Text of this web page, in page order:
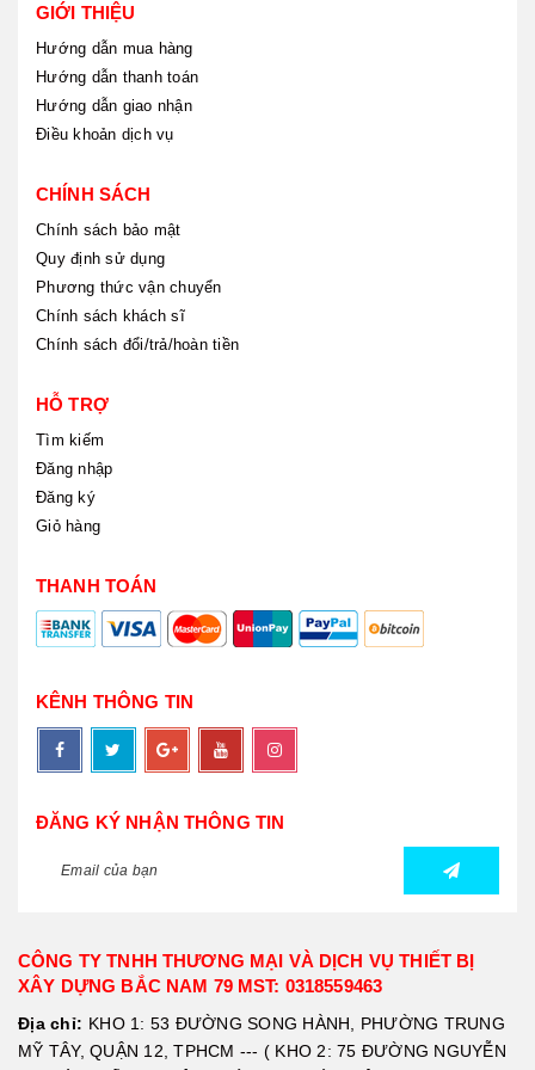
GIỚI THIỆU
Hướng dẫn mua hàng
Hướng dẫn thanh toán
Hướng dẫn giao nhận
Điều khoản dịch vụ
CHÍNH SÁCH
Chính sách bảo mật
Quy định sử dụng
Phương thức vận chuyển
Chính sách khách sĩ
Chính sách đổi/trả/hoàn tiền
HỖ TRỢ
Tìm kiếm
Đăng nhập
Đăng ký
Giỏ hàng
THANH TOÁN
KÊNH THÔNG TIN
ĐĂNG KÝ NHẬN THÔNG TIN
CÔNG TY TNHH THƯƠNG MẠI VÀ DỊCH VỤ THIẾT BỊ
XÂY DỰNG BẮC NAM 79 MST: 0318559463
Địa chỉ: KHO 1: 53 ĐƯỜNG SONG HÀNH, PHƯỜNG TRUNG
MỸ TÂY, QUẬN 12, TPHCM --- ( KHO 2: 75 ĐƯỜNG NGUYỄN